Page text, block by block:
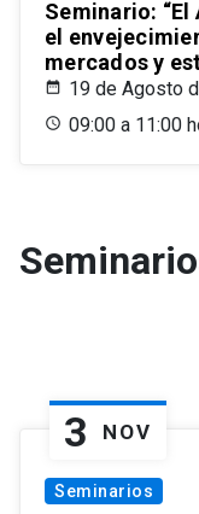
Seminario:
el
mercados y
19 de Agosto
09:00 a 11:00
3 NOV
Seminarios